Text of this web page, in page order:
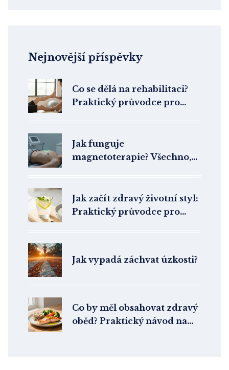
Nejnovější příspěvky
Co se dělá na rehabilitaci?
Praktický průvodce pro
Jak funguje
magnetoterapie? Všechno,
Jak začít zdravý životní styl:
Praktický průvodce pro
Jak vypadá záchvat úzkosti?
Co by měl obsahovat zdravý
oběd? Praktický návod na